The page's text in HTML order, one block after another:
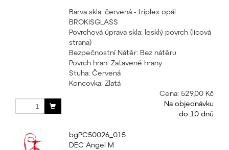
Barva skla: červená - triplex opál
BROKISGLASS
Povrchová úprava skla: lesklý povrch (lícová
strana)
Bezpečnostní Nátěr: Bez nátěru
Povrch hran: Zatavené hrany
Stuha: Červená
Koncovka: Zlatá
Cena: 529,00 Kč
Na objednávku
do 10 dnů
bgPC50026_015
DEC Angel M